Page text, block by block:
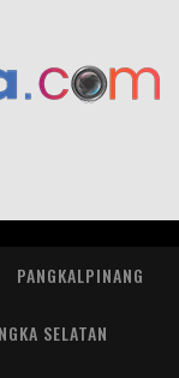
PANGKALPINANG
SELATAN